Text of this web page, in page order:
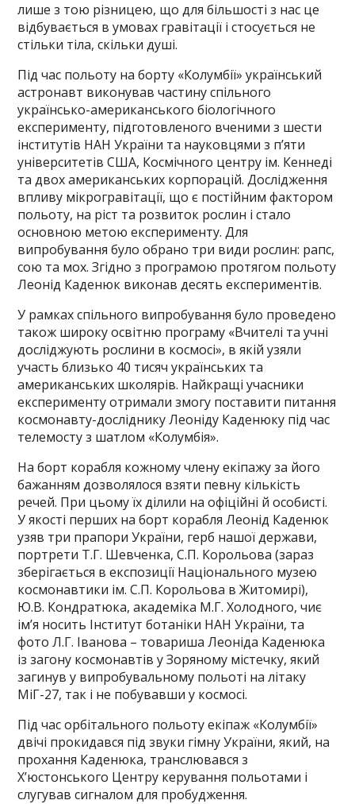
лише з тою різницею, що для більшості з нас це
відбувається в умовах гравітації і стосується не
стільки тіла, скільки душі.
Під час польоту на борту «Колумбії» український
астронавт виконував частину спільного
українсько-американського біологічного
експерименту, підготовленого вченими з шести
інститутів НАН України та науковцями з п’яти
університетів США, Космічного центру ім. Кеннеді
та двох американських корпорацій. Дослідження
впливу мікрогравітації, що є постійним фактором
польоту, на ріст та розвиток рослин і стало
основною метою експерименту. Для
випробування було обрано три види рослин: рапс,
сою та мох. Згідно з програмою протягом польоту
Леонід Каденюк виконав десять експериментів.
У рамках спільного випробування було проведено
також широку освітню програму «Вчителі та учні
досліджують рослини в космосі», в якій узяли
участь близько 40 тисяч українських та
американських школярів. Найкращі учасники
експерименту отримали змогу поставити питання
космонавту-досліднику Леоніду Каденюку під час
телемосту з шатлом «Колумбія».
На борт корабля кожному члену екіпажу за його
бажанням дозволялося взяти певну кількість
речей. При цьому їх ділили на офіційні й особисті.
У якості перших на борт корабля Леонід Каденюк
узяв три прапори України, герб нашої держави,
портрети Т.Г. Шевченка, С.П. Корольова (зараз
зберігається в експозиції Національного музею
космонавтики ім. С.П. Корольова в Житомирі),
Ю.В. Кондратюка, академіка М.Г. Холодного, чиє
ім’я носить Інститут ботаніки НАН України, та
фото Л.Г. Іванова – товариша Леоніда Каденюка
із загону космонавтів у Зоряному містечку, який
загинув у випробувальному польоті на літаку
МіГ-27, так і не побувавши у космосі.
Під час орбітального польоту екіпаж «Колумбії»
двічі прокидався під звуки гімну України, який, на
прохання Каденюка, транслювався з
Х’юстонського Центру керування польотами і
слугував сигналом для пробудження.